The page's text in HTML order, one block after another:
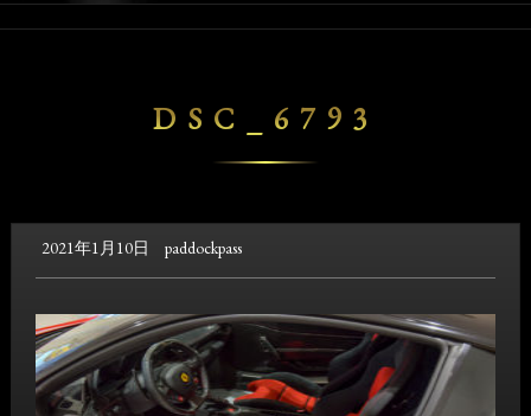
DSC_6793
2021年1月10日 paddockpass